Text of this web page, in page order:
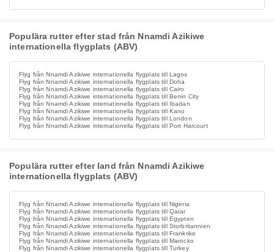
Populära rutter efter stad från Nnamdi Azikiwe
internationella flygplats (ABV)
Flyg från Nnamdi Azikiwe internationella flygplats till Lagos
Flyg från Nnamdi Azikiwe internationella flygplats till Doha
Flyg från Nnamdi Azikiwe internationella flygplats till Cairo
Flyg från Nnamdi Azikiwe internationella flygplats till Benin City
Flyg från Nnamdi Azikiwe internationella flygplats till Ibadan
Flyg från Nnamdi Azikiwe internationella flygplats till Kano
Flyg från Nnamdi Azikiwe internationella flygplats till London
Flyg från Nnamdi Azikiwe internationella flygplats till Port Harcourt
Populära rutter efter land från Nnamdi Azikiwe
internationella flygplats (ABV)
Flyg från Nnamdi Azikiwe internationella flygplats till Nigeria
Flyg från Nnamdi Azikiwe internationella flygplats till Qatar
Flyg från Nnamdi Azikiwe internationella flygplats till Egypten
Flyg från Nnamdi Azikiwe internationella flygplats till Storbritannien
Flyg från Nnamdi Azikiwe internationella flygplats till Frankrike
Flyg från Nnamdi Azikiwe internationella flygplats till Marocko
Flyg från Nnamdi Azikiwe internationella flygplats till Turkey